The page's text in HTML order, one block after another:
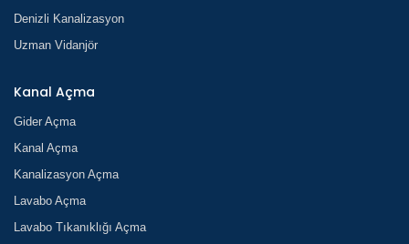
Denizli Kanalizasyon
Uzman Vidanjör
Kanal Açma
Gider Açma
Kanal Açma
Kanalizasyon Açma
Lavabo Açma
Lavabo Tıkanıklığı Açma